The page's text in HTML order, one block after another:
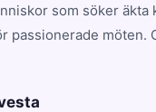
som söker
passionerade möten.